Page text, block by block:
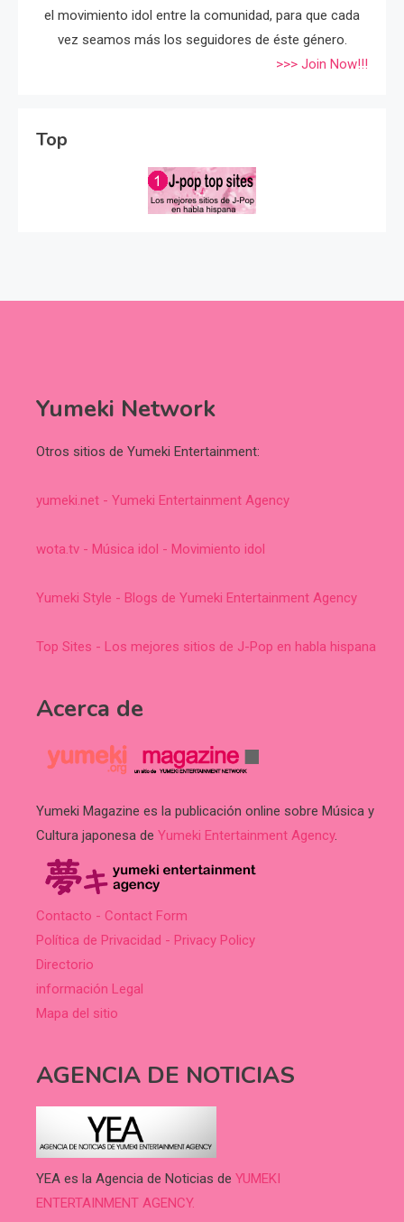
el movimiento idol entre la comunidad, para que cada
vez seamos más los seguidores de éste género.
>>> Join Now!!!
Top
Yumeki Network
Otros sitios de Yumeki Entertainment:
yumeki.net - Yumeki Entertainment Agency
wota.tv - Música idol - Movimiento idol
Yumeki Style - Blogs de Yumeki Entertainment Agency
Top Sites - Los mejores sitios de J-Pop en habla hispana
Acerca de
Yumeki Magazine es la publicación online sobre Música y
Cultura japonesa de Yumeki Entertainment Agency.
Contacto - Contact Form
Política de Privacidad - Privacy Policy
Directorio
información Legal
Mapa del sitio
AGENCIA DE NOTICIAS
YEA es la Agencia de Noticias de YUMEKI
ENTERTAINMENT AGENCY.